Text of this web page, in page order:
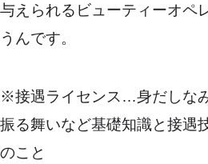
与えられるビューティーオペ
うんです。
※接遇ライセンス…身だしな
振る舞いなど基礎知識と接遇
のこと